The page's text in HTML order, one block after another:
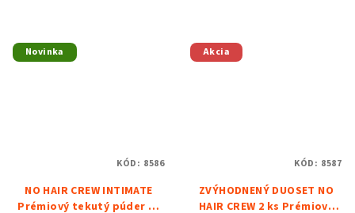
Novinka
NO HAIR CREW INTIMATE
Prémiový tekutý púder 75
KÓD: 8586
Akcia
ZVÝHODNENÝ DUOSET NO
HAIR CREW 2 ks Prémiový
KÓD: 8587